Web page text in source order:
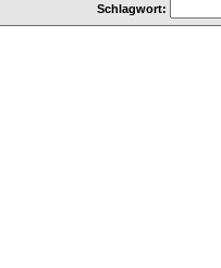
Schlagwort: